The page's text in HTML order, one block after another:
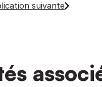
suivante